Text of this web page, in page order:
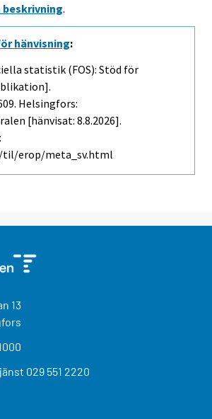
.
hänvisning:
statistik (FOS): Stöd för
Helsingfors:
[hänvisat: 8.8.2026].
erop/meta_sv.html
13
029 551 2220